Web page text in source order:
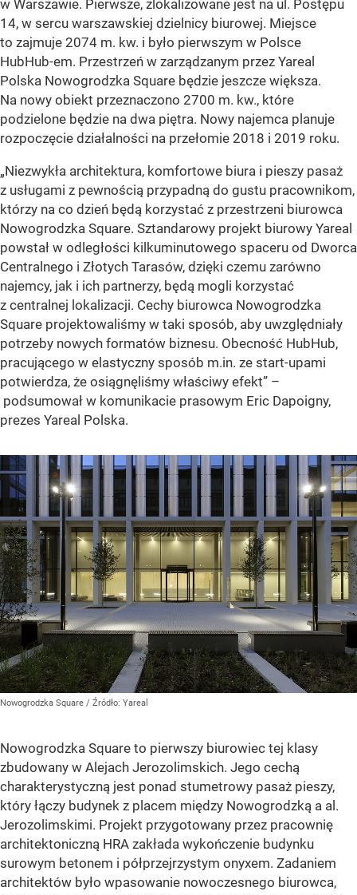
w Warszawie. Pierwsze, zlokalizowane jest na ul. Postępu
14, w sercu warszawskiej dzielnicy biurowej. Miejsce
to zajmuje 2074 m. kw. i było pierwszym w Polsce
HubHub-em. Przestrzeń w zarządzanym przez Yareal
Polska Nowogrodzka Square będzie jeszcze większa.
Na nowy obiekt przeznaczono 2700 m. kw., które
podzielone będzie na dwa piętra. Nowy najemca planuje
rozpoczęcie działalności na przełomie 2018 i 2019 roku.
„Niezwykła architektura, komfortowe biura i pieszy pasaż
z usługami z pewnością przypadną do gustu pracownikom,
którzy na co dzień będą korzystać z przestrzeni biurowca
Nowogrodzka Square. Sztandarowy projekt biurowy Yareal
powstał w odległości kilkuminutowego spaceru od Dworca
Centralnego i Złotych Tarasów, dzięki czemu zarówno
najemcy, jak i ich partnerzy, będą mogli korzystać
z centralnej lokalizacji. Cechy biurowca Nowogrodzka
Square projektowaliśmy w taki sposób, aby uwzględniały
potrzeby nowych formatów biznesu. Obecność HubHub,
pracującego w elastyczny sposób m.in. ze start-upami
potwierdza, że osiągnęliśmy właściwy efekt” –
podsumował w komunikacie prasowym Eric Dapoigny,
prezes Yareal Polska.
Nowogrodzka Square / Źródło: Yareal
Nowogrodzka Square to pierwszy biurowiec tej klasy
zbudowany w Alejach Jerozolimskich. Jego cechą
charakterystyczną jest ponad stumetrowy pasaż pieszy,
który łączy budynek z placem między Nowogrodzką a al.
Jerozolimskimi. Projekt przygotowany przez pracownię
architektoniczną HRA zakłada wykończenie budynku
surowym betonem i półprzejrzystym onyxem. Zadaniem
architektów było wpasowanie nowoczesnego biurowca,